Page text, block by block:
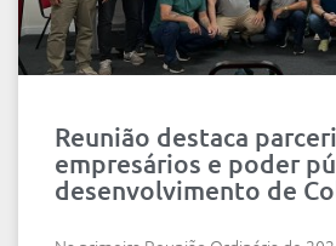
Reunião destaca
empresários e poder
desenvolvimento de